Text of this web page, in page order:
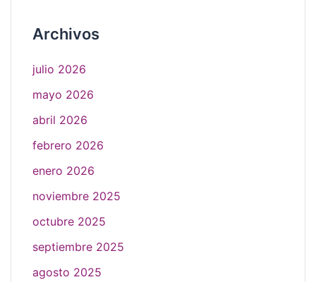
Archivos
julio 2026
mayo 2026
abril 2026
febrero 2026
enero 2026
noviembre 2025
octubre 2025
septiembre 2025
agosto 2025